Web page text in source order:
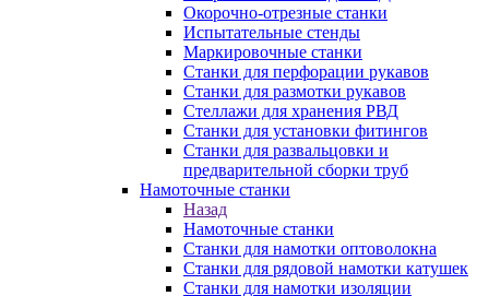
Окорочно-отрезные станки
Испытательные стенды
Маркировочные станки
Станки для перфорации рукавов
Станки для размотки рукавов
Стеллажи для хранения РВД
Станки для установки фитингов
Станки для развальцовки и
предварительной сборки труб
Намоточные станки
Назад
Намоточные станки
Станки для намотки оптоволокна
Станки для рядовой намотки катушек
Станки для намотки изоляции